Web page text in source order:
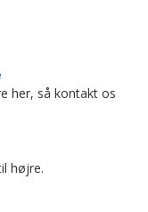
her, så kontakt os
højre.